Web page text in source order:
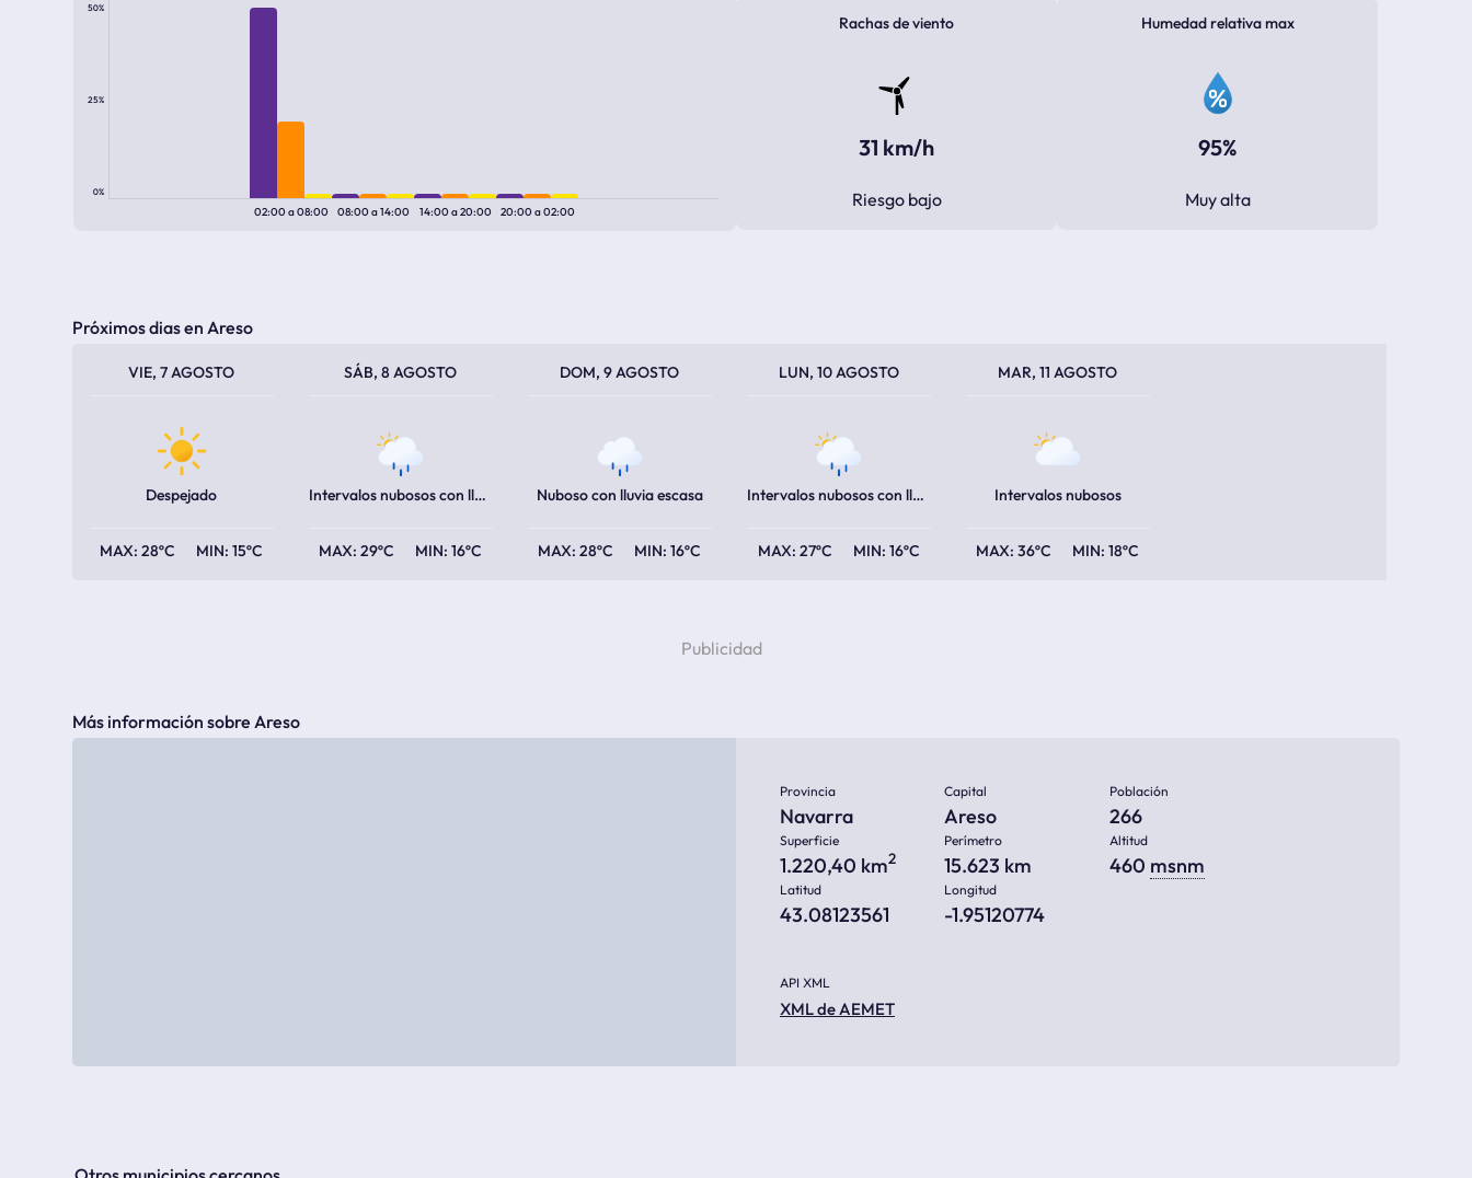
50%
25%
0%
02:00a08:00 08:00a14:00 14:00a20:00 20:00a02:00
Rachas de viento
31 km/h
Riesgo bajo
Humedad relativa max
95%
Muy alta
Próximos dias en Areso
VIE, 7 AGOSTO
Despejado
28ºC 15ºC
SÁB, 8 AGOSTO
Intervalos nubosos con lluvia escasa
29ºC 16ºC
DOM, 9 AGOSTO
Nuboso con lluvia escasa
28ºC 16ºC
LUN, 10 AGOSTO
Intervalos nubosos con lluvia escasa
27ºC 16ºC
MAR, 11 AGOSTO
Intervalos nubosos
36ºC 18ºC
Más información sobre Areso
Provincia
Navarra
Capital
Areso
Población
266
Superficie
1.220,40 km2
Perímetro
15.623 km
Altitud
460 msnm
Latitud
43.08123561
Longitud
-1.95120774
API XML
XML de AEMET